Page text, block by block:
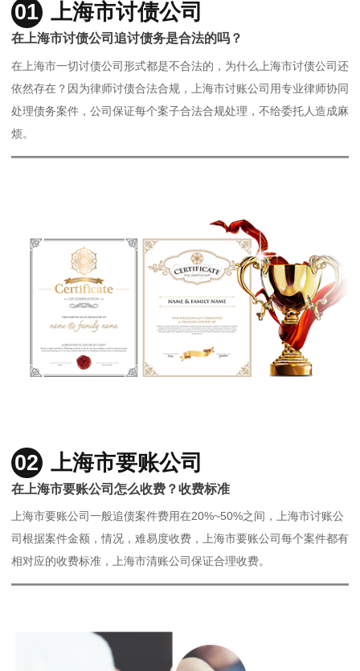
01 上海市讨债公司
在上海市讨债公司追讨债务是合法的吗？
在上海市一切讨债公司形式都是不合法的，为什么上海市讨债公司还
依然存在？因为律师讨债合法合规，上海市讨账公司用专业律师协同
处理债务案件，公司保证每个案子合法合规处理，不给委托人造成麻
烦。
02 上海市要账公司
在上海市要账公司怎么收费？收费标准
上海市要账公司一般追债案件费用在20%~50%之间，上海市讨账公
司根据案件金额，情况，难易度收费，上海市要账公司每个案件都有
相对应的收费标准，上海市清账公司保证合理收费。